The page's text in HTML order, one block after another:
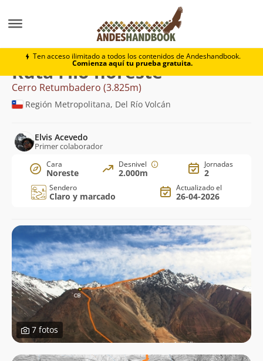
Ten acceso ilimitado a todos los contenidos de Andeshandbook.
Comienza aquí tu prueba gratuita.
Cerro Retumbadero
Ruta Filo noreste
Cerro Retumbadero (3.825m)
Región Metropolitana, Del Río Volcán
Elvis Acevedo
Primer colaborador
Cara
Noreste
Desnivel
2.000m
Jornadas
2
Sendero
Claro y marcado
Actualizado el
26-04-2026
7 fotos